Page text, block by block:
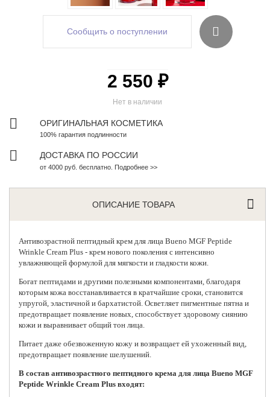
Сообщить о поступлении
Нет в наличии
2 550 ₽
ОРИГИНАЛЬНАЯ КОСМЕТИКА
100% гарантия подлинности
ДОСТАВКА ПО РОССИИ
от 4000 руб. бесплатно. Подробнее >>
ОПИСАНИЕ ТОВАРА
Антивозрастной пептидный крем для лица Bueno MGF Peptide
Wrinkle Cream Plus - крем нового поколения с интенсивно
увлажняющей формулой для мягкости и гладкости кожи.
Богат пептидами и другими полезными компонентами, благодаря
которым кожа восстанавливается в кратчайшие сроки, становится
упругой, эластичной и бархатистой. Осветляет пигментные пятна и
предотвращает появление новых, способствует здоровому сиянию
кожи и выравнивает общий тон лица.
Питает даже обезвоженную кожу и возвращает ей ухоженный вид,
предотвращает появление шелушений.
В состав антивозрастного пептидного крема для лица Bueno MGF
Peptide Wrinkle Cream Plus входят: